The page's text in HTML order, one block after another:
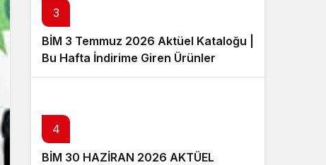
3
BİM 3 Temmuz 2026 Aktüel Kataloğu |
Bu Hafta İndirime Giren Ürünler
4
BİM 30 HAZİRAN 2026 AKTÜEL